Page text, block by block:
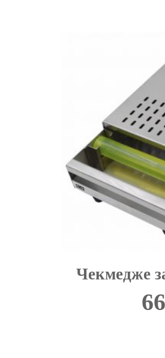
Чекмедже